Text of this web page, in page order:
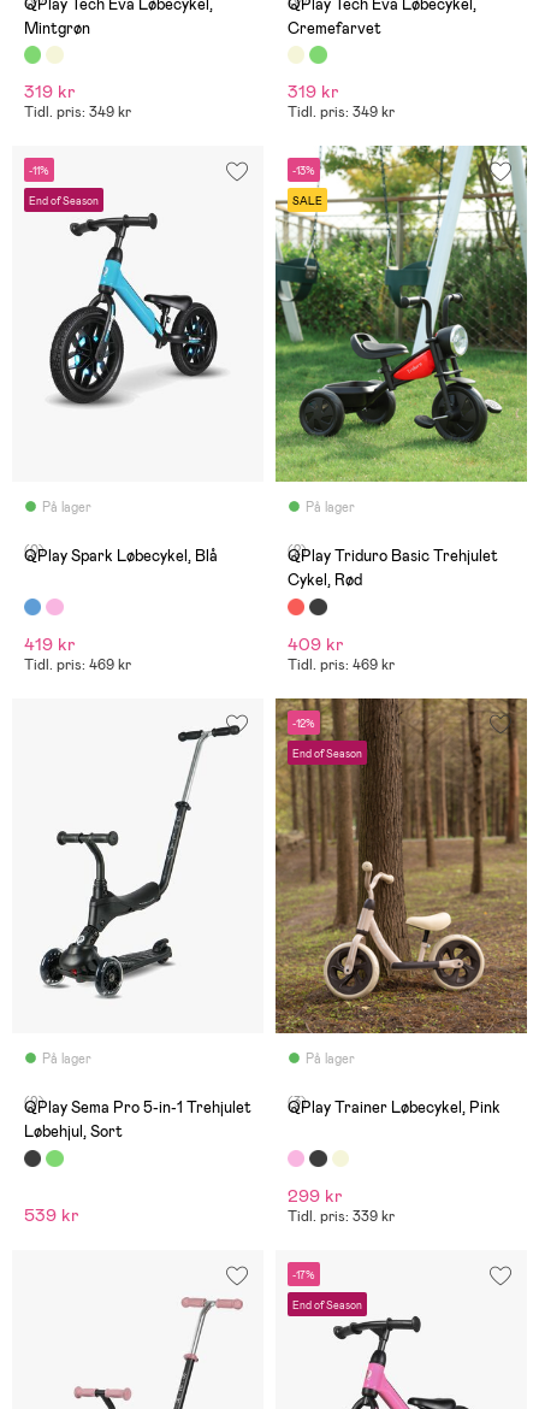
Mintgrøn
319 kr
Tidl. pris: 349 kr
Cremefarvet
319 kr
Tidl. pris: 349 kr
-11%
End of Season
På lager
(0)
QPlay Spark Løbecykel, Blå
419 kr
Tidl. pris: 469 kr
-13%
SALE
På lager
(2)
QPlay Triduro Basic Trehjulet
Cykel, Rød
409 kr
Tidl. pris: 469 kr
På lager
(9)
QPlay Sema Pro 5-in-1 Trehjulet
Løbehjul, Sort
539 kr
-12%
End of Season
På lager
(3)
QPlay Trainer Løbecykel, Pink
299 kr
Tidl. pris: 339 kr
-17%
End of Season